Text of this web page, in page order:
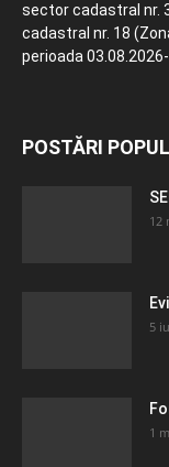
sector cadastral nr.
cadastral nr. 18
perioada
POSTĂRI
12
5
1